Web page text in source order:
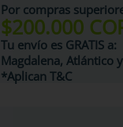
Por compras
$200.000
Tu envío es GRATISa:
Magdalena, Atlántico
*Aplican T&C